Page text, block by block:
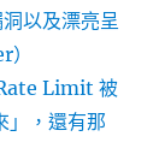
以及漂亮呈
Limit 被
」，還有那